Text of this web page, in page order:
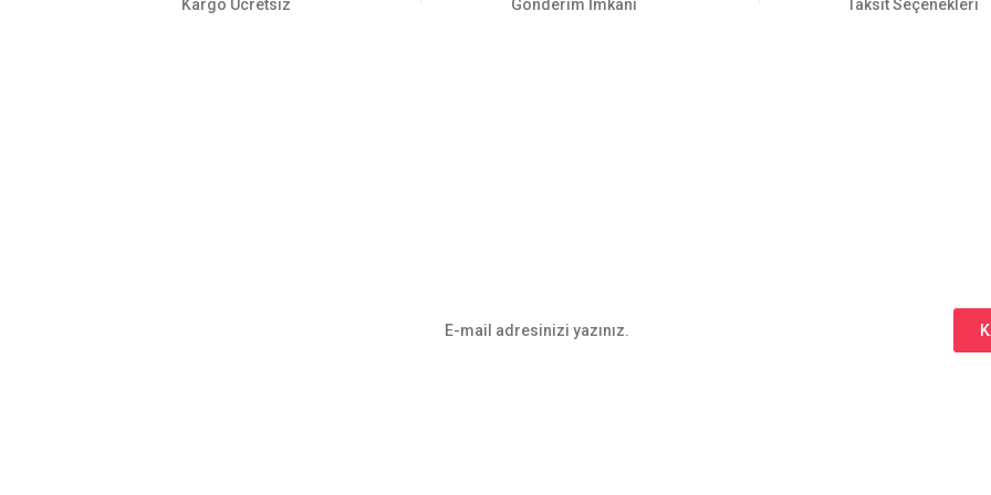
Kargo Ücretsiz
Gönderim İmkanı
Taksit Seçenekleri